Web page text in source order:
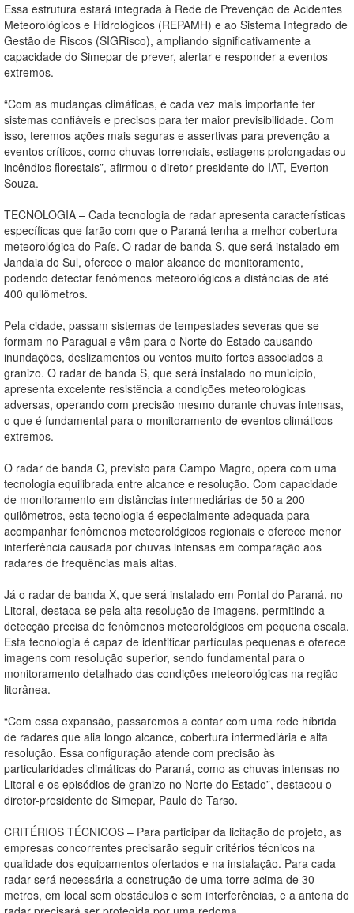
Essa estrutura estará integrada à Rede de Prevenção de Acidentes
Meteorológicos e Hidrológicos (REPAMH) e ao Sistema Integrado de
Gestão de Riscos (SIGRisco), ampliando significativamente a
capacidade do Simepar de prever, alertar e responder a eventos
extremos.
“Com as mudanças climáticas, é cada vez mais importante ter
sistemas confiáveis e precisos para ter maior previsibilidade. Com
isso, teremos ações mais seguras e assertivas para prevenção a
eventos críticos, como chuvas torrenciais, estiagens prolongadas ou
incêndios florestais”, afirmou o diretor-presidente do IAT, Everton
Souza.
TECNOLOGIA – Cada tecnologia de radar apresenta características
específicas que farão com que o Paraná tenha a melhor cobertura
meteorológica do País. O radar de banda S, que será instalado em
Jandaia do Sul, oferece o maior alcance de monitoramento,
podendo detectar fenômenos meteorológicos a distâncias de até
400 quilômetros.
Pela cidade, passam sistemas de tempestades severas que se
formam no Paraguai e vêm para o Norte do Estado causando
inundações, deslizamentos ou ventos muito fortes associados a
granizo. O radar de banda S, que será instalado no município,
apresenta excelente resistência a condições meteorológicas
adversas, operando com precisão mesmo durante chuvas intensas,
o que é fundamental para o monitoramento de eventos climáticos
extremos.
O radar de banda C, previsto para Campo Magro, opera com uma
tecnologia equilibrada entre alcance e resolução. Com capacidade
de monitoramento em distâncias intermediárias de 50 a 200
quilômetros, esta tecnologia é especialmente adequada para
acompanhar fenômenos meteorológicos regionais e oferece menor
interferência causada por chuvas intensas em comparação aos
radares de frequências mais altas.
Já o radar de banda X, que será instalado em Pontal do Paraná, no
Litoral, destaca-se pela alta resolução de imagens, permitindo a
detecção precisa de fenômenos meteorológicos em pequena escala.
Esta tecnologia é capaz de identificar partículas pequenas e oferece
imagens com resolução superior, sendo fundamental para o
monitoramento detalhado das condições meteorológicas na região
litorânea.
“Com essa expansão, passaremos a contar com uma rede híbrida
de radares que alia longo alcance, cobertura intermediária e alta
resolução. Essa configuração atende com precisão às
particularidades climáticas do Paraná, como as chuvas intensas no
Litoral e os episódios de granizo no Norte do Estado”, destacou o
diretor-presidente do Simepar, Paulo de Tarso.
CRITÉRIOS TÉCNICOS – Para participar da licitação do projeto, as
empresas concorrentes precisarão seguir critérios técnicos na
qualidade dos equipamentos ofertados e na instalação. Para cada
radar será necessária a construção de uma torre acima de 30
metros, em local sem obstáculos e sem interferências, e a antena do